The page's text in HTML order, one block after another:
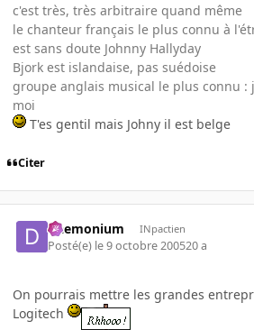
c'est très, très arbitraire quand même
le chanteur français le plus connu à
est sans doute Johnny Hallyday
Bjork est islandaise, pas suédoise
groupe anglais musical le plus connu :
moi
T'es gentil mais Johny il est belge
Citer
Daemonium INpactien
Posté(e) le 9 octobre 200520 a
On pourrais mettre les grandes
Logitech